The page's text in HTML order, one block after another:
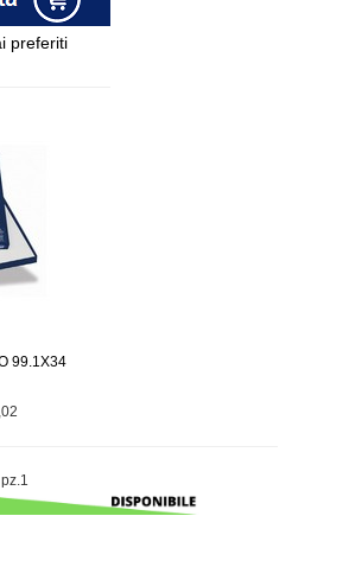
preferiti
99.1X34